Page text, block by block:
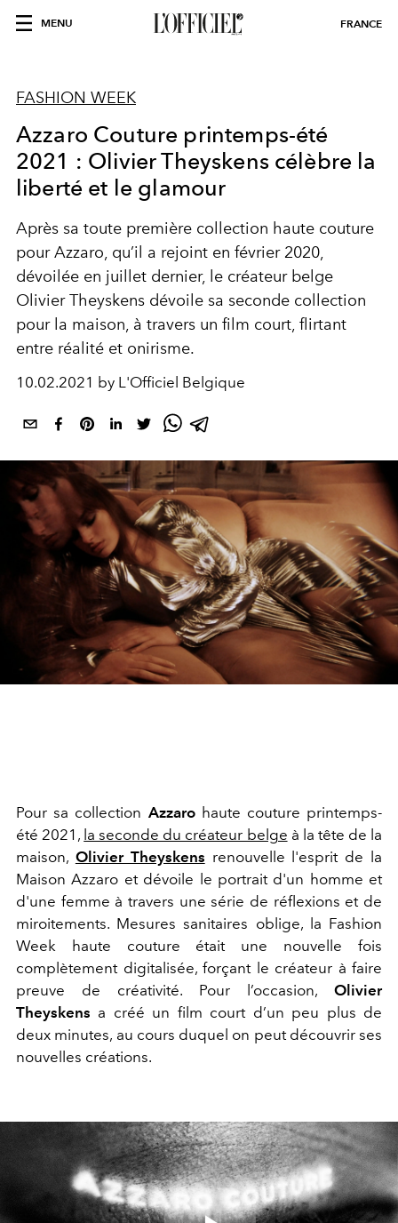
MENU FRANCE
FASHION WEEK
Azzaro Couture printemps-été
2021 : Olivier Theyskens célèbre la
liberté et le glamour
Après sa toute première collection haute couture
pour Azzaro, qu’il a rejoint en février 2020,
dévoilée en juillet dernier, le créateur belge
Olivier Theyskens dévoile sa seconde collection
pour la maison, à travers un film court, flirtant
entre réalité et onirisme.
10.02.2021 by L'Officiel Belgique
Pour sa collection Azzarohaute couture printemps-
été 2021, la seconde du créateur belge à la tête de la
maison, Olivier Theyskens renouvelle l'esprit de la
Maison Azzaro et dévoile le portrait d'un homme et
d'une femme à travers une série de réflexions et de
miroitements. Mesures sanitaires oblige, la Fashion
Week haute couture était une nouvelle fois
complètement digitalisée, forçant le créateur à faire
preuve de créativité. Pour l’occasion, Olivier
Theyskens a créé un film court d’un peu plus de
deux minutes, au cours duquel on peut découvrir ses
nouvelles créations.